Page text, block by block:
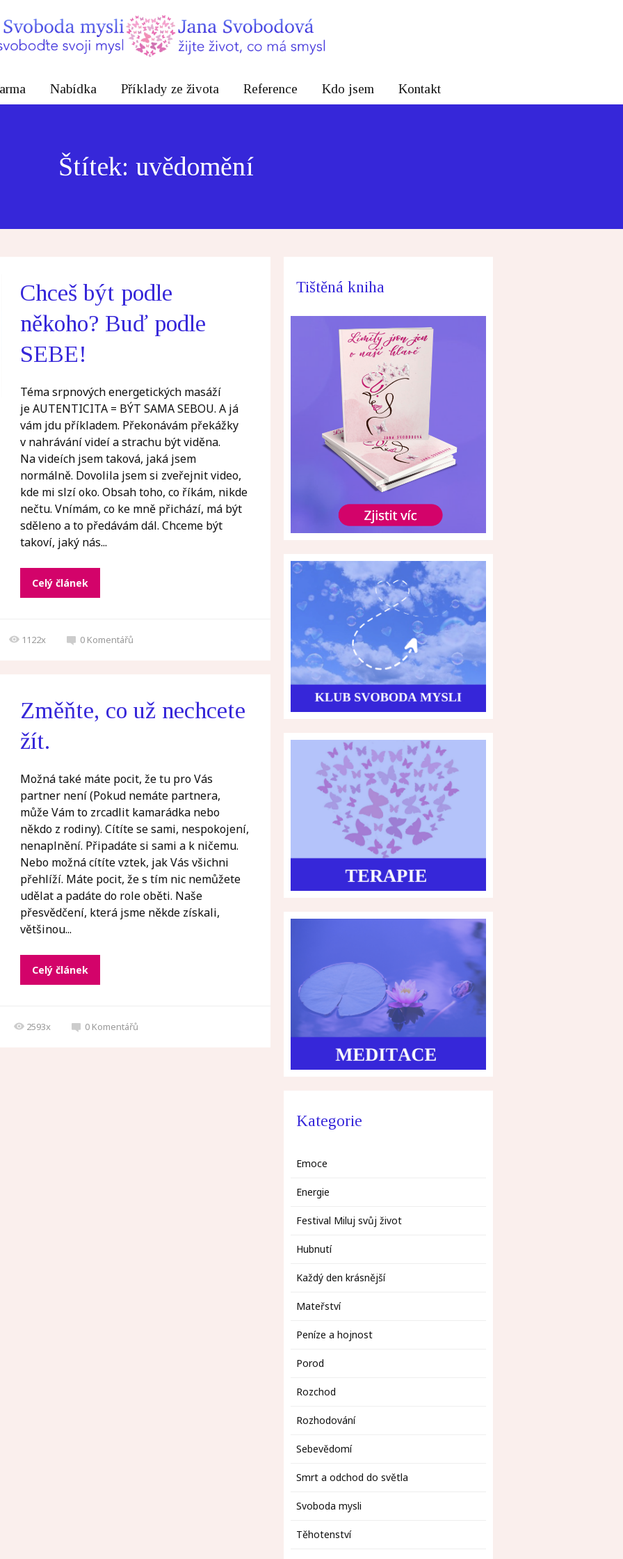
Nabídka Příklady ze života Reference Kdo jsem Kontakt
Štítek: uvědomění
Chceš být podle
někoho? Buď podle
SEBE!
Téma srpnových energetických masáží
je AUTENTICITA = BÝT SAMA SEBOU. A já
vám jdu příkladem. Překonávám překážky
v nahrávání videí a strachu být viděna.
Na videích jsem taková, jaká jsem
normálně. Dovolila jsem si zveřejnit video,
kde mi slzí oko. Obsah toho, co říkám, nikde
nečtu. Vnímám, co ke mně přichází, má být
sděleno a to předávám dál. Chceme být
takoví, jaký nás...
Celý článek
1122x 0 Komentářů
Změňte, co už nechcete
žít.
Možná také máte pocit, že tu pro Vás
partner není (Pokud nemáte partnera,
může Vám to zrcadlit kamarádka nebo
někdo z rodiny). Cítíte se sami, nespokojení,
nenaplnění. Připadáte si sami a k ničemu.
Nebo možná cítíte vztek, jak Vás všichni
přehlíží. Máte pocit, že s tím nic nemůžete
udělat a padáte do role oběti. Naše
přesvědčení, která jsme někde získali,
většinou...
Celý článek
2593x 0 Komentářů
Tištěná kniha
Kategorie
Emoce
Energie
Festival Miluj svůj život
Hubnutí
Každý den krásnější
Mateřství
Peníze a hojnost
Porod
Rozchod
Rozhodování
Sebevědomí
Smrt a odchod do světla
Svoboda mysli
Těhotenství